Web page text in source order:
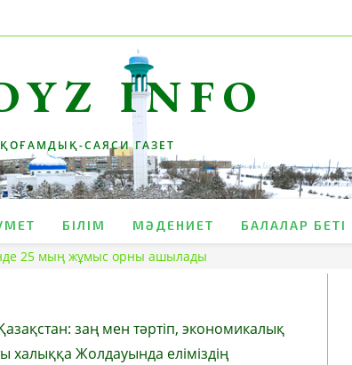
INFO
САЯСИ ГАЗЕТ
БІЛІМ МӘДЕНИЕТ БАЛАЛАР БЕТІ
25 мың жұмыс орны ашылады
заң мен тәртіп, экономикалық
халыққа Жолдауында еліміздің